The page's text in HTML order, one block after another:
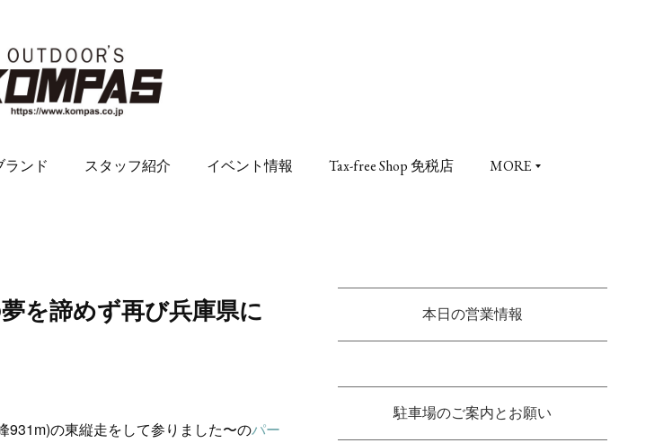
ランド スタッフ紹介 イベント情報 Tax-free Shop 免税店 MORE
を諦めず再び兵庫県に
931m)の東縦走をして参りました〜のパー
本日の営業情報
駐車場のご案内とお願い